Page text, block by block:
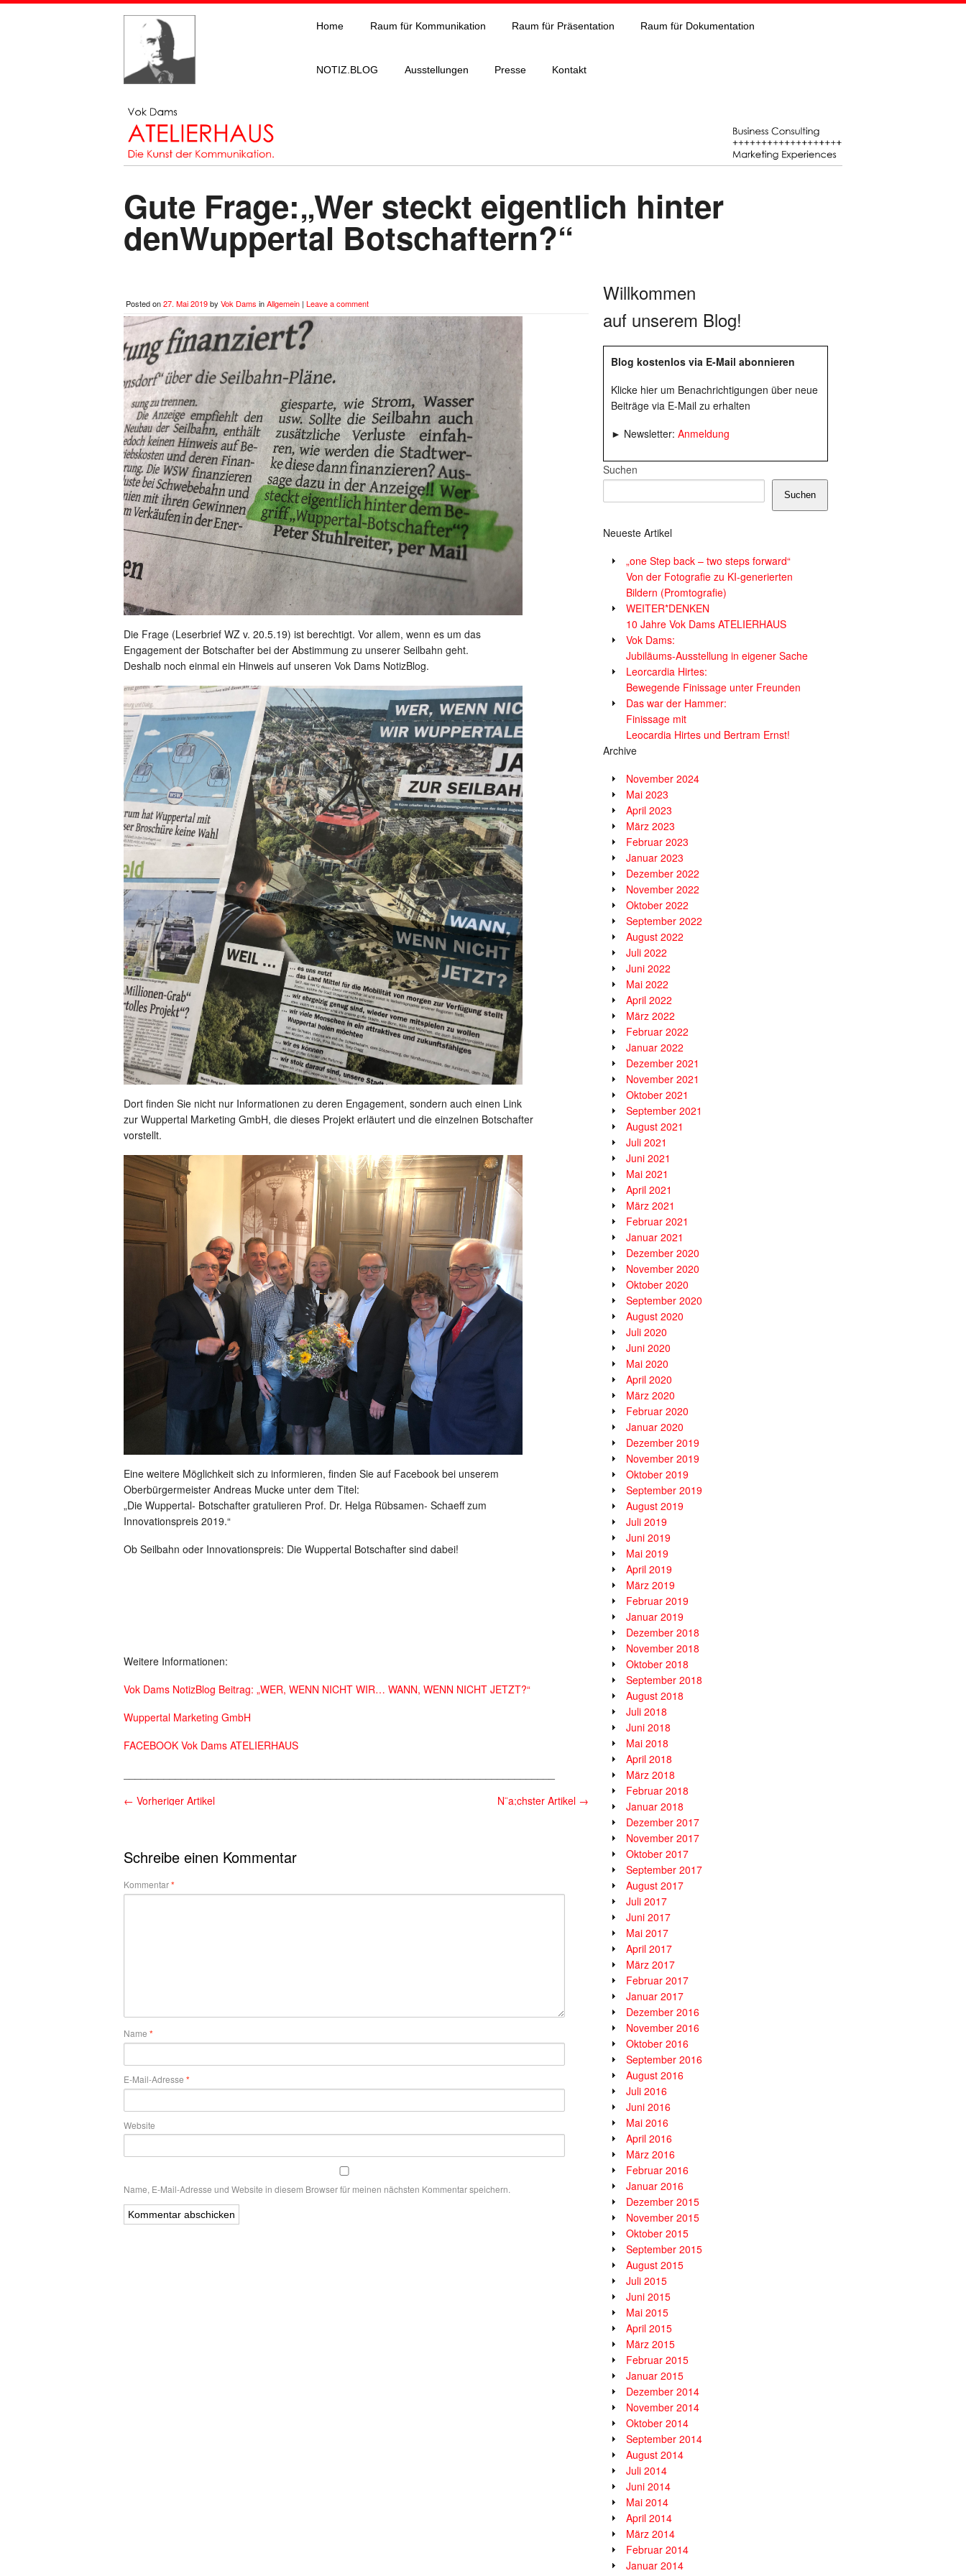
Home Raum für Kommunikation Raum für Präsentation Raum für Dokumentation
NOTIZ.BLOG Ausstellungen Presse Kontakt
Gute Frage:„Wer steckt eigentlich hinter
denWuppertal Botschaftern?“
Posted on27. Mai 2019by Vok Dams inAllgemein | Leave a comment
Die Frage (Leserbrief WZ v. 20.5.19) ist berechtigt. Vor allem, wenn es um das
Engagement der Botschafter bei der Abstimmung zu unserer Seilbahn geht.
Deshalb noch einmal ein Hinweis auf unseren Vok Dams NotizBlog.
Dort finden Sie nicht nur Informationen zu deren Engagement, sondern auch einen Link
zur Wuppertal Marketing GmbH, die dieses Projekt erläutert und die einzelnen Botschafter
vorstellt.
Eine weitere Möglichkeit sich zu informieren, finden Sie auf Facebook bei unserem
Oberbürgermeister Andreas Mucke unter dem Titel:
„Die Wuppertal- Botschafter gratulieren Prof. Dr. Helga Rübsamen- Schaeff zum
Innovationspreis 2019.“
Ob Seilbahn oder Innovationspreis: Die Wuppertal Botschafter sind dabei!
Weitere Informationen:
Vok Dams NotizBlog Beitrag: „WER, WENN NICHT WIR… WANN, WENN NICHT JETZT?“
Wuppertal Marketing GmbH
FACEBOOK Vok Dams ATELIERHAUS
← Vorheriger Artikel N¨a;chster Artikel →
Schreibe einen Kommentar
Kommentar*
Name *
E-Mail-Adresse *
Website
Name, E-Mail-Adresse und Website in diesem Browser für meinen nächsten Kommentar speichern.
Willkommen
auf unserem Blog!
Blog kostenlos via E-Mail abonnieren
Klicke hier um Benachrichtigungen über neue
Beiträge via E-Mail zu erhalten
► Newsletter: Anmeldung
Suchen
Suchen
Neueste Artikel
„one Step back – two steps forward“
Von der Fotografie zu KI-generierten
Bildern (Promtografie)
WEITER*DENKEN
10 Jahre Vok Dams ATELIERHAUS
Vok Dams:
Jubiläums-Ausstellung in eigener Sache
Leorcardia Hirtes:
Bewegende Finissage unter Freunden
Das war der Hammer:
Finissage mit
Leocardia Hirtes und Bertram Ernst!
Archive
November 2024
Mai 2023
April 2023
März 2023
Februar 2023
Januar 2023
Dezember 2022
November 2022
Oktober 2022
September 2022
August 2022
Juli 2022
Juni 2022
Mai 2022
April 2022
März 2022
Februar 2022
Januar 2022
Dezember 2021
November 2021
Oktober 2021
September 2021
August 2021
Juli 2021
Juni 2021
Mai 2021
April 2021
März 2021
Februar 2021
Januar 2021
Dezember 2020
November 2020
Oktober 2020
September 2020
August 2020
Juli 2020
Juni 2020
Mai 2020
April 2020
März 2020
Februar 2020
Januar 2020
Dezember 2019
November 2019
Oktober 2019
September 2019
August 2019
Juli 2019
Juni 2019
Mai 2019
April 2019
März 2019
Februar 2019
Januar 2019
Dezember 2018
November 2018
Oktober 2018
September 2018
August 2018
Juli 2018
Juni 2018
Mai 2018
April 2018
März 2018
Februar 2018
Januar 2018
Dezember 2017
November 2017
Oktober 2017
September 2017
August 2017
Juli 2017
Juni 2017
Mai 2017
April 2017
März 2017
Februar 2017
Januar 2017
Dezember 2016
November 2016
Oktober 2016
September 2016
August 2016
Juli 2016
Juni 2016
Mai 2016
April 2016
März 2016
Februar 2016
Januar 2016
Dezember 2015
November 2015
Oktober 2015
September 2015
August 2015
Juli 2015
Juni 2015
Mai 2015
April 2015
März 2015
Februar 2015
Januar 2015
Dezember 2014
November 2014
Oktober 2014
September 2014
August 2014
Juli 2014
Juni 2014
Mai 2014
April 2014
März 2014
Februar 2014
Januar 2014